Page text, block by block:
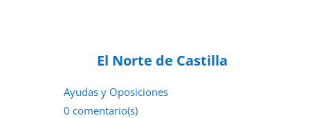
El Norte de Castilla
Ayudas y Oposiciones
0 comentario(s)